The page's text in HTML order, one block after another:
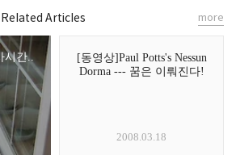
Related Articles
시간..
[동영상]Paul Potts's Nessun
Dorma --- 꿈은 이뤄진다!
2008.03.18
more